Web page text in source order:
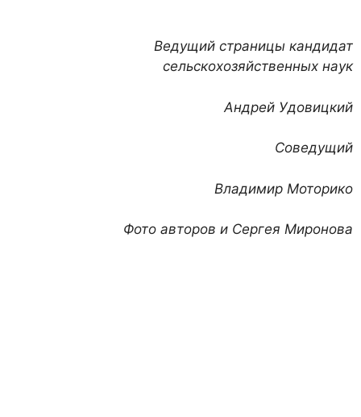
Ведущий страницы кандидат
сельскохозяйственных наук
Андрей Удовицкий
Соведущий
Владимир Моторико
Фото авторов и Сергея Миронова